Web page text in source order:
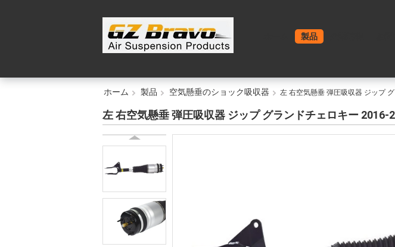
製品
ホーム 製品 空気懸垂のショック吸収器 左 右空気懸垂 弾圧吸収器 ジップ
左 右空気懸垂 弾圧吸収器 ジップ グランドチェロキー